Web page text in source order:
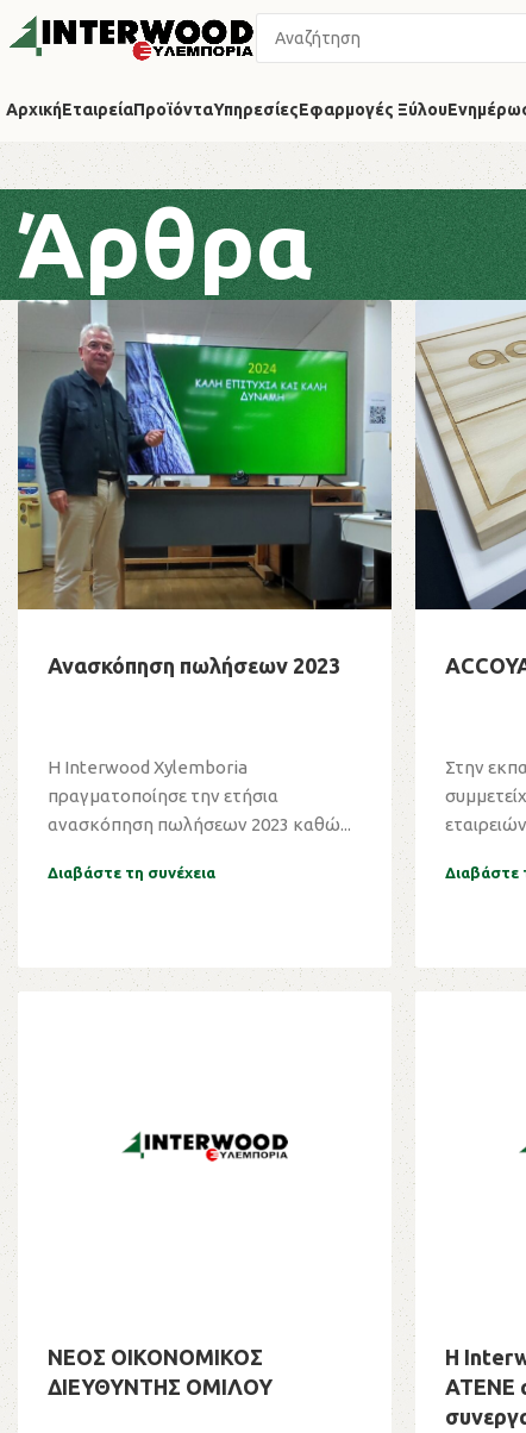
ΑρχικήΕταιρείαΠροϊόνταΥπηρεσίεςΕφαρμογές Ξύλου
Άρθρα
Ανασκόπηση πωλήσεων 2023
Η Interwood Xylemboria
πραγματοποίησε την ετήσια
ανασκόπηση πωλήσεων 2023 καθώ...
Διαβάστε τη συνέχεια
Στην
Διαβάστε
ΝΕΟΣ ΟΙΚΟΝΟΜΙΚΟΣ
ΔΙΕΥΘΥΝΤΗΣ ΟΜΙΛΟΥ
Η
ΑΤΕΝΕ